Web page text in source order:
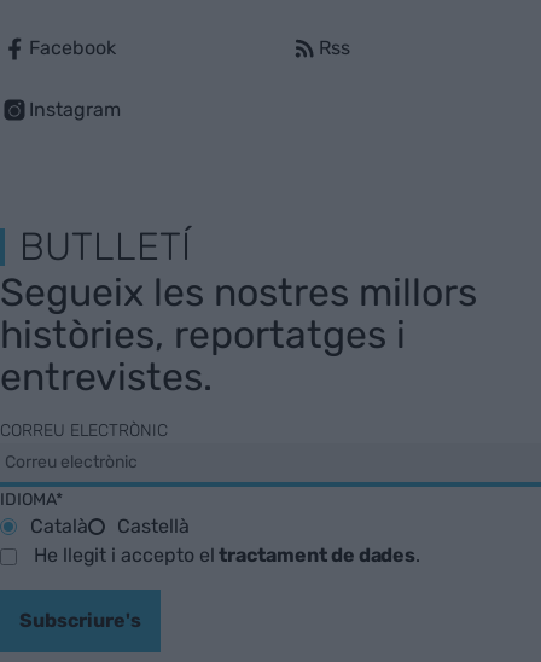
Facebook
Instagram
Rss
BUTLLETÍ
Segueix les nostres millors
històries, reportatges i
entrevistes.
CORREU ELECTRÒNIC
IDIOMA*
Català
Castellà
He llegit i accepto eltractament de dades.
Subscriure's